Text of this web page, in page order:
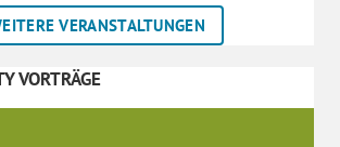
VERANSTALTUNGEN
VORTRÄGE